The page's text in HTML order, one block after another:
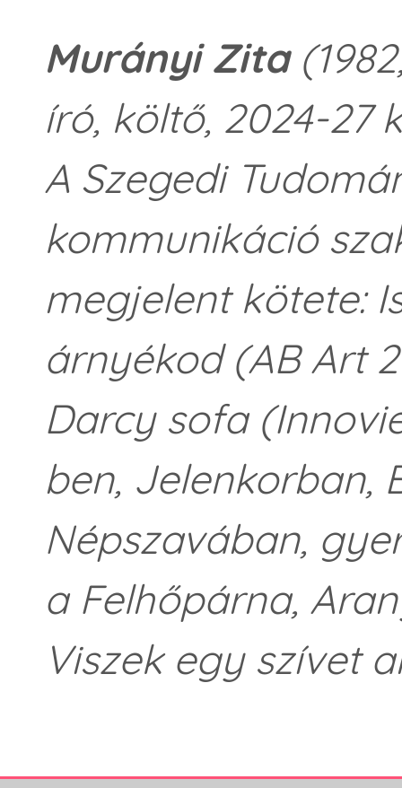
Murányi Zita
író, költő, 2024-27
A Szegedi
kommunikáció
megjelent kötete:
árnyékod (AB Art
Darcy sofa
ben, Jelenkorban,
Népszavában,
a Felhőpárna,
Viszek egy szívet